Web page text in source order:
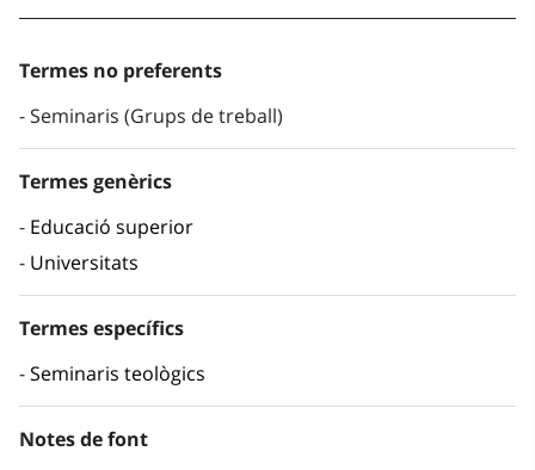
Termes no preferents
Seminaris (Grups de treball)
Termes genèrics
Educació superior
Universitats
Termes específics
Seminaris teològics
Notes de font